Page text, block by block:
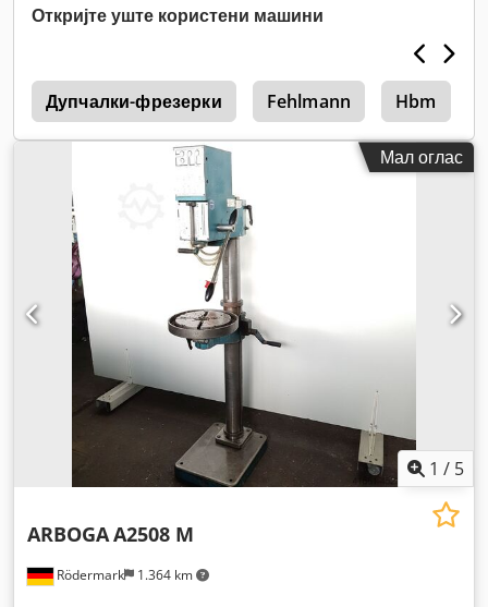
Откријте уште користени машини
Дупчалки-фрезерки Fehlmann Hbm
Мал оглас
1 / 5
Rödermark 1.364 km
ARBOGAA2508 M